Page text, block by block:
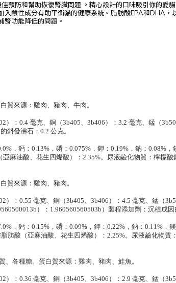
預防和幫助恢復腎臟問題 。精心設計的口味吸引你的愛
鹼性成分有助平衡貓的健康系統。脂肪酸EPA和DHA，
腎功能降低的問題。
質來源：雞肉、豬肉、牛肉。
：0.4 毫克、銅（3b405、3b406）：3.2 毫克、錳（
斜發沸石：0.2 公克。
，鈣：0.13%，磷：0.075%，鉀：0.19%，鈉：0.08%，
麻油酸、花生四烯酸）：2.35%。尿液鹼化物質：檸檬酸
質來源：雞肉、豬肉。
：0.55 毫克、銅（3b405、3b406）：4.5 毫克、錳（
）：1.960560560503b）製程添加劑：沉積成因
，鈣：0.15%，磷：0.09%，鉀：0.22%，鈉：0.11%，
肪酸（亞麻油酸、花生四烯酸）：2.25%。尿液鹼化物質
各種糖。蛋白質來源：雞肉、豬肉、鮭魚。
：0.36 毫克、銅（3b405、3b406）：2.9 毫克、錳（